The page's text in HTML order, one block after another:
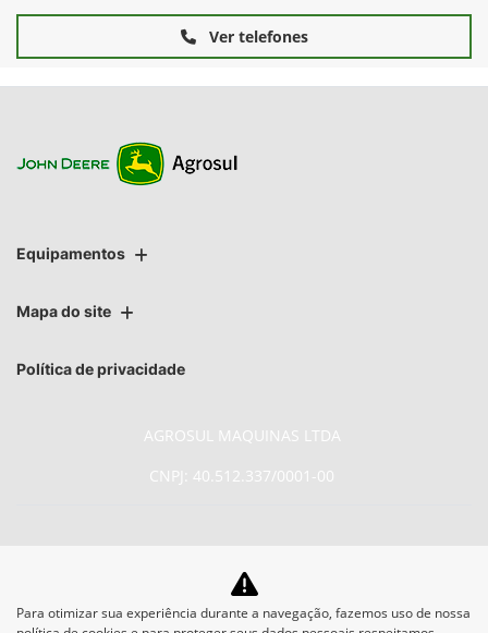
Ver telefones
Equipamentos
Mapa do site
Política de privacidade
AGROSUL MAQUINAS LTDA
CNPJ: 40.512.337/0001-00
No trânsito, enxergar o outro
Para otimizar sua experiência durante a navegação, fazemos uso de nossa